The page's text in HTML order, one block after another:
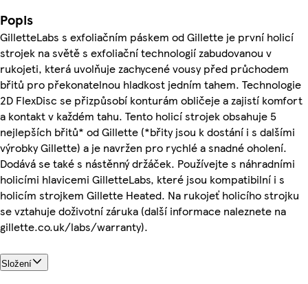
Popis
GilletteLabs s exfoliačním páskem od Gillette je první holicí
strojek na světě s exfoliační technologií zabudovanou v
rukojeti, která uvolňuje zachycené vousy před průchodem
břitů pro překonatelnou hladkost jedním tahem. Technologie
2D FlexDisc se přizpůsobí konturám obličeje a zajistí komfort
a kontakt v každém tahu. Tento holicí strojek obsahuje 5
nejlepších břitů* od Gillette (*břity jsou k dostání i s dalšími
výrobky Gillette) a je navržen pro rychlé a snadné oholení.
Dodává se také s nástěnný držáček. Používejte s náhradními
holicími hlavicemi GilletteLabs, které jsou kompatibilní i s
holicím strojkem Gillette Heated. Na rukojeť holicího strojku
se vztahuje doživotní záruka (další informace naleznete na
gillette.co.uk/labs/warranty).
Složení